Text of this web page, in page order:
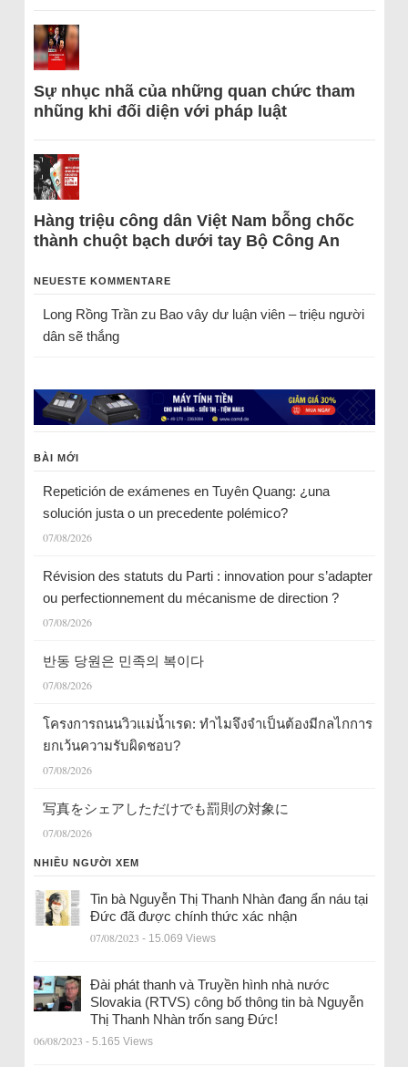
Sự nhục nhã của những quan chức tham
nhũng khi đối diện với pháp luật
Hàng triệu công dân Việt Nam bỗng chốc
thành chuột bạch dưới tay Bộ Công An
NEUESTE KOMMENTARE
Long Rồng Trầnzu Bao vây dư luận viên – triệu người
dân sẽ thắng
BÀI MỚI
Repetición de exámenes en Tuyên Quang: ¿una
solución justa o un precedente polémico?
07/08/2026
Révision des statuts du Parti : innovation pour s’adapter
ou perfectionnement du mécanisme de direction ?
07/08/2026
반동 당원은 민족의 복이다
07/08/2026
โครงการถนนวิวแม่น้ำเรด: ทำไมจึงจำเป็นต้องมีกลไกการ
ยกเว้นความรับผิดชอบ?
07/08/2026
写真をシェアしただけでも罰則の対象に
07/08/2026
NHIỀU NGƯỜI XEM
Tin bà Nguyễn Thị Thanh Nhàn đang ẩn náu tại
Đức đã được chính thức xác nhận
07/08/2023 - 15.069 Views
Đài phát thanh và Truyền hình nhà nước
Slovakia (RTVS) công bố thông tin bà Nguyễn
Thị Thanh Nhàn trốn sang Đức!
06/08/2023 - 5.165 Views